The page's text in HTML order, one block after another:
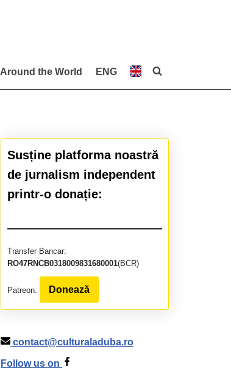
Around the World ENG
Susține platforma noastră
de jurnalism independent
printr-o donație:
Transfer Bancar:
RO47RNCB0318009831680001(BCR)
Patreon: Donează
contact@culturaladuba.ro
Follow us on